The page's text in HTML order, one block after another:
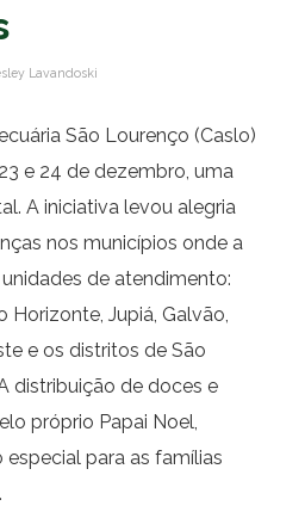
Lavandoski
São Lourenço (Caslo)
e 24 de dezembro, uma
A iniciativa levou alegria
nos municípios onde a
de atendimento:
Horizonte, Jupiá, Galvão,
e os distritos de São
distribuição de doces e
próprio Papai Noel,
para as famílias